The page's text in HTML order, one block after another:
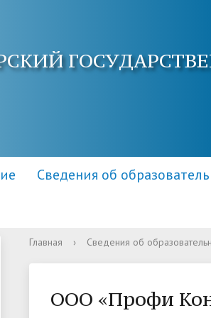
Сведения об
Структура и органы управления
Адреса электронной почты
Центр повышения квалификации
Информация о приеме
Правила и условия приема
Главная › Сведения об
ООО «Профи